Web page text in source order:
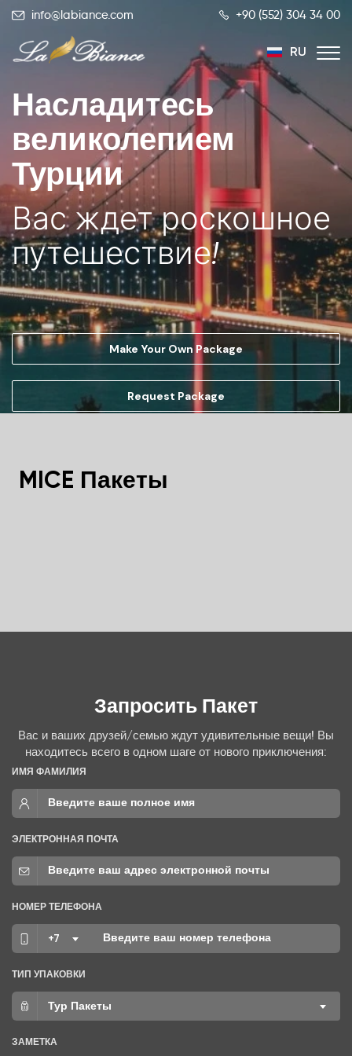
info@labiance.com +90 (552) 304 34 00
RU
EN
Насладитесь
великолепием
Турции
Вас ждет роскошное
путешествие!
Make Your Own Package
Request Package
MICE Пакеты
Запросить Пакет
Вас и ваших друзей/семью ждут удивительные вещи! Вы
находитесь всего в одном шаге от нового приключения:
ИМЯ ФАМИЛИЯ
ЭЛЕКТРОННАЯ ПОЧТА
НОМЕР ТЕЛЕФОНА
+7
ТИП УПАКОВКИ
Тур Пакеты
ЗАМЕТКА